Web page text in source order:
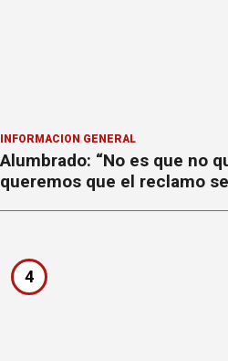
INFORMACION GENERAL
Alumbrado: “No es que no
queremos que el reclamo
4